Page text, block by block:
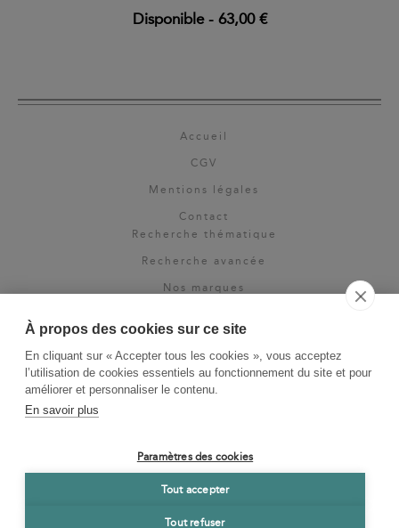
À propos des cookies sur ce site
En cliquant sur « Accepter tous les cookies », vous acceptez
l’utilisation de cookies essentiels au fonctionnement du site et pour
améliorer et personnaliser le contenu.
En savoir plus
Paramètres des cookies
Tout accepter
Tout refuser
Disponible- 63,00 €
Accueil
CGV
Mentions légales
Contact
Recherche thématique
Recherche avancée
Nos marques
Espace pro
Newsletter
La Vie des Classiques